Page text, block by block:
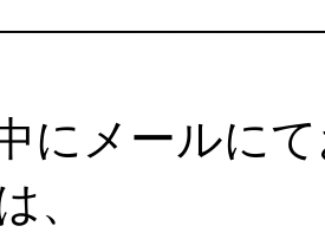
にメールに
、